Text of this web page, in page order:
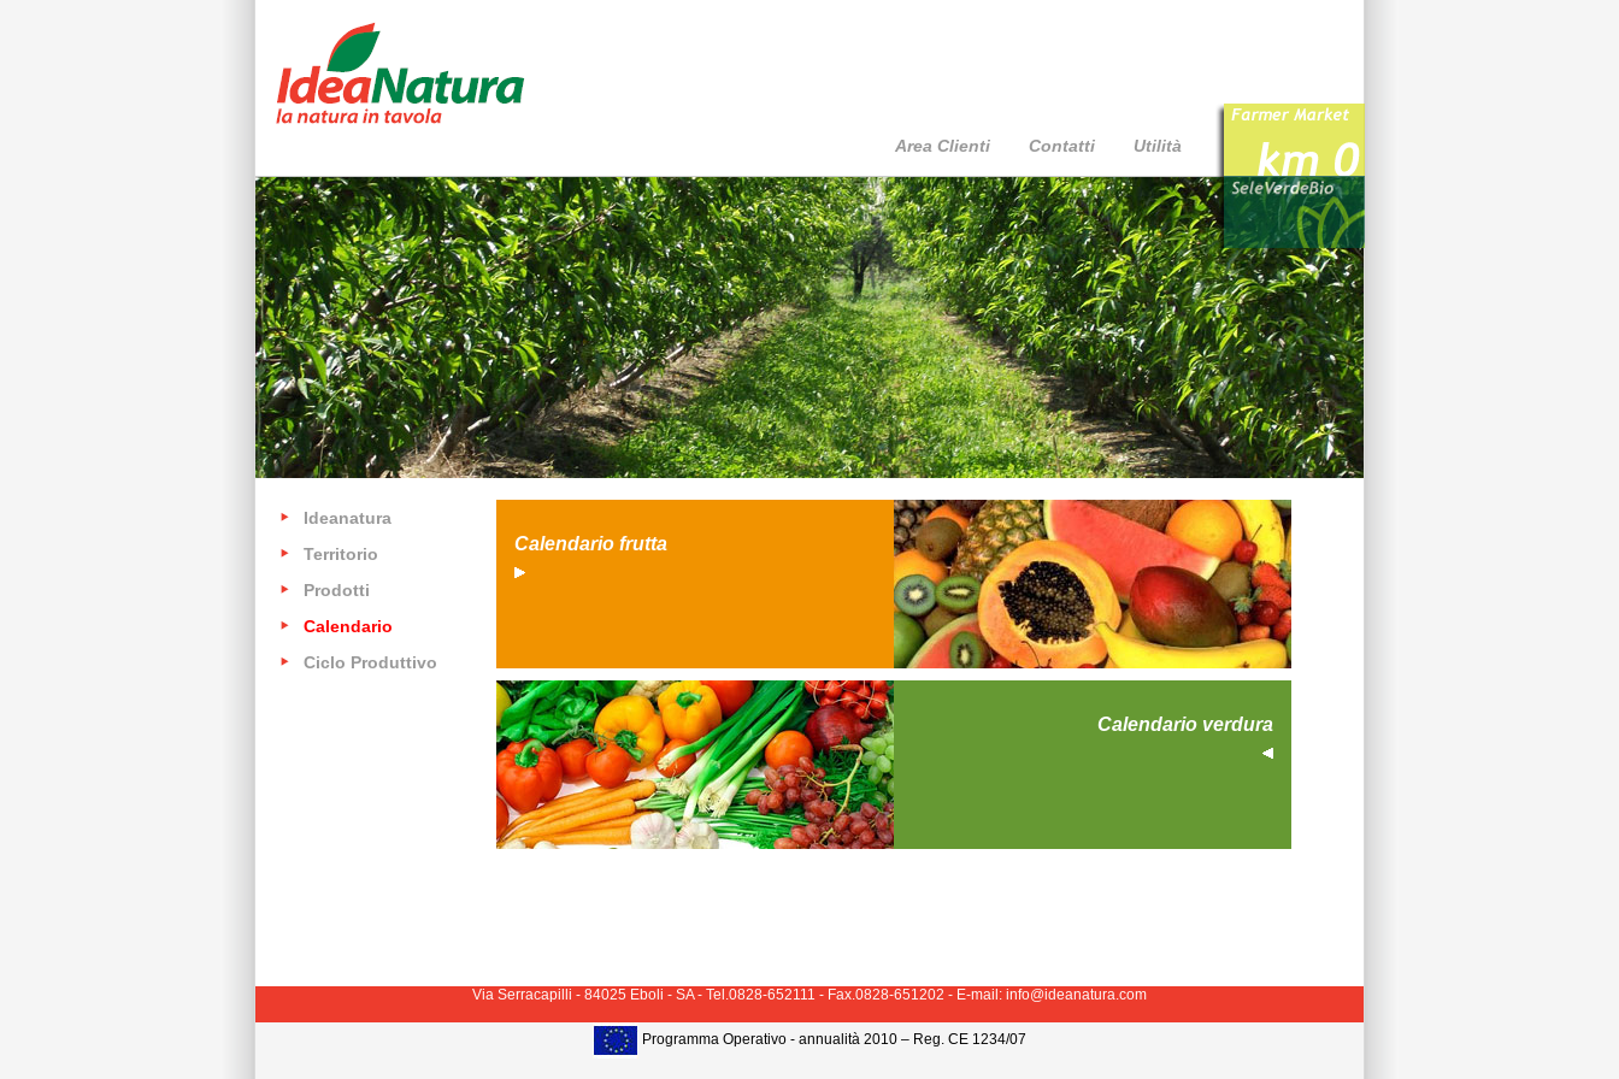
Area Clienti Contatti Utilità
Calendario frutta
Calendario verdura
Ideanatura
Territorio
Prodotti
Calendario
Ciclo Produttivo
Via Serracapilli - 84025 Eboli - SA - Tel.0828-652111 - Fax.0828-651202 - E-mail: info@ideanatura.com
Programma Operativo - annualità 2010 – Reg. CE 1234/07